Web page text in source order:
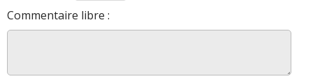
Commentaire libre :